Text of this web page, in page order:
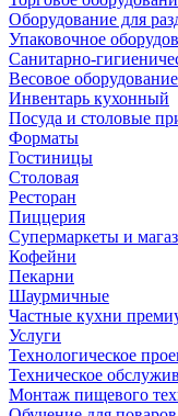
Оборудование для
Упаковочное
Санитарно-
Весовое оборудование
Инвентарь кухонный
Посуда и столовые
Форматы
Гостиницы
Столовая
Ресторан
Пиццерия
Супермаркеты и
Кофейни
Пекарни
Шаурмичные
Частные кухни
Услуги
Технологическое
Техническое
Монтаж пищевого